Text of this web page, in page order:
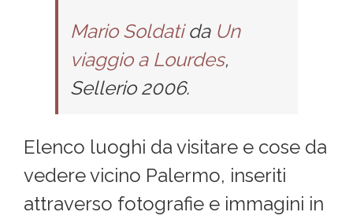
Mario Soldatida Un
viaggio a Lourdes,
Sellerio 2006.
Elenco luoghi da visitare e cose da
vedere vicino Palermo, inseriti
attraverso fotografie e immagini in